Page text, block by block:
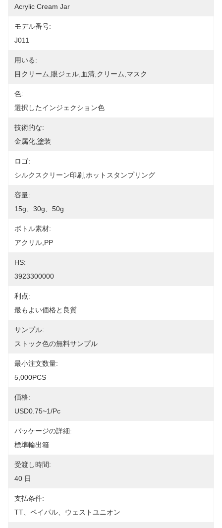
Acrylic Cream Jar
モデル番号:
J011
用いる:
目クリーム,眼ジェル,血清,クリーム,マスク
色:
選択したインジェクション色
技術的な:
金属化,塗装
ロゴ:
シルクスクリーン印刷,ホットスタンプリング
容量:
15g、30g、50g
ボトル素材:
アクリル,PP
HS:
3923300000
利点:
最もよい価格と良質
サンプル:
ストック色の無料サンプル
最小注文数量:
5,000PCS
価格:
USD0.75~1/pc
パッケージの詳細:
標準輸出箱
受渡し時間:
40 日
支払条件:
TT、ペイパル、ウェストユニオン